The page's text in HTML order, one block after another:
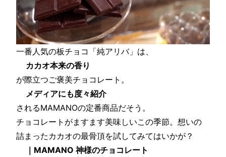
一番人気の板チョコ「純アリバ」は、
カカオ本来の香り
が際立つご褒美チョコレート。
メディアにも度々紹介
されるMAMANOの定番商品だそう。
チョコレートがますます美味しいこの季節。想いの
詰まったカカオの最骨頂を試してみてはいかが？
｜MAMANO 神様のチョコレート